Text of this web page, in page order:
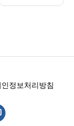
인정보처리방침